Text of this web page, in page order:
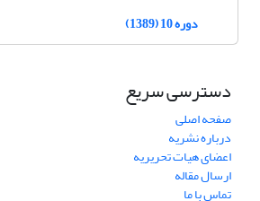
دوره 10 (1389)
دسترسی سریع
صفحه اصلی
درباره نشریه
اعضای هیات تحریریه
ارسال مقاله
تماس با ما